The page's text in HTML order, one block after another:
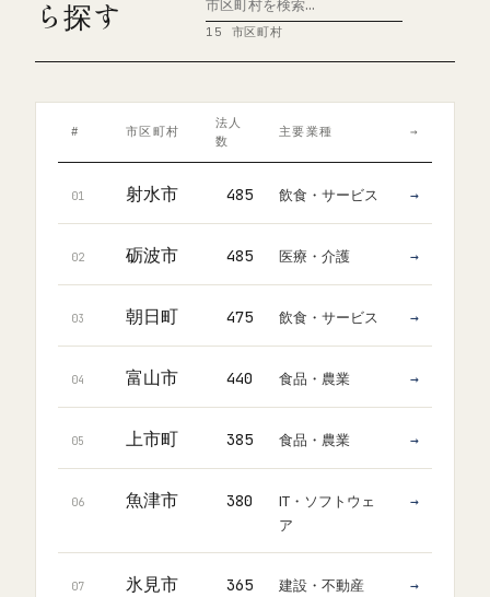
ら探す
15 市区町村
# 市区町村
法人
数
主要業種 →
01 射水市 485 飲食・サービス →
02 砺波市 485 医療・介護 →
03 朝日町 475 飲食・サービス →
04 富山市 440 食品・農業 →
05 上市町 385 食品・農業 →
06 魚津市 380
IT・ソフトウェ
ア
→
07 氷見市 365 建設・不動産 →